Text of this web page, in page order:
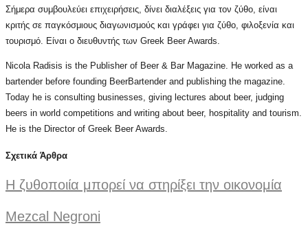
Σήμερα συμβουλεύει επιχειρήσεις, δίνει διαλέξεις για τον ζύθο, είναι
κριτής σε παγκόσμιους διαγωνισμούς και γράφει για ζύθο, φιλοξενία και
τουρισμό. Είναι ο διευθυντής των Greek Beer Awards.
Nicola Radisis is the Publisher of Beer & Bar Magazine. He worked as a
bartender before founding BeerBartender and publishing the magazine.
Today he is consulting businesses, giving lectures about beer, judging
beers in world competitions and writing about beer, hospitality and tourism.
He is the Director of Greek Beer Awards.
Σχετικά Άρθρα
Η ζυθοποιία μπορεί να στηρίξει την οικονομία
Mezcal Negroni